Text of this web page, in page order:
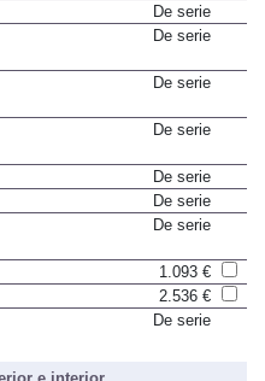
De serie
De serie
De serie
De serie
De serie
De serie
De serie
1.093 €
2.536 €
De serie